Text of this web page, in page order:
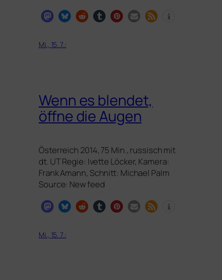
Mi., 15. 7.:
Wenn es blendet,
öffne die Augen
Österreich 2014, 75 Min., rus­sisch mit
dt. UTRegie: Ivette Löcker, Kamera:
Frank Amann, Schnitt: Michael Palm
Source: New feed
Mi., 15. 7.: